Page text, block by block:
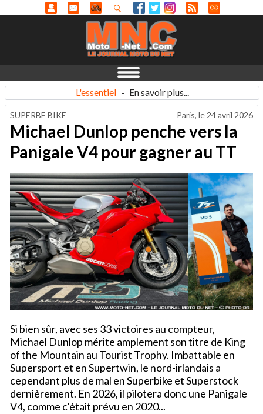
L'essentiel - En savoir plus...
SUPERBE BIKE Paris, le 24 avril 2026
Michael Dunlop penche vers la
Panigale V4 pour gagner au TT
Si bien sûr, avec ses 33 victoires au compteur,
Michael Dunlop mérite amplement son titre de King
of the Mountain au Tourist Trophy. Imbattable en
Supersport et en Supertwin, le nord-irlandais a
cependant plus de mal en Superbike et Superstock
dernièrement. En 2026, il pilotera donc une Panigale
V4, comme c'était prévu en 2020...